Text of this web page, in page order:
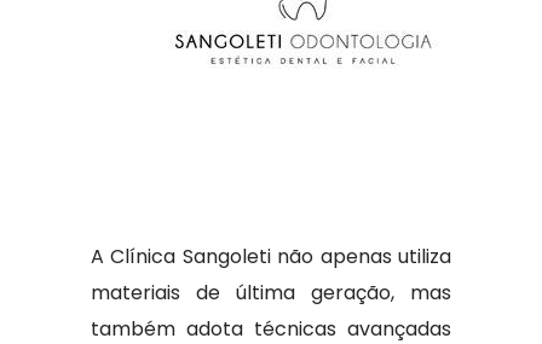
A Clínica Sangoleti não apenas utiliza
materiais de última geração, mas
também adota técnicas avançadas